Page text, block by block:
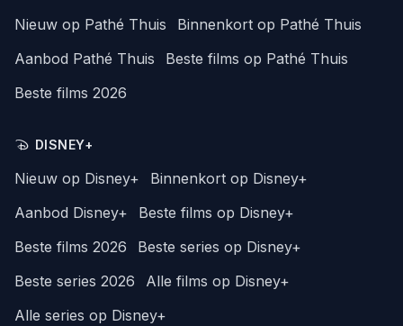
Nieuw op Pathé Thuis
Binnenkort op Pathé Thuis
Aanbod Pathé Thuis
Beste films op Pathé Thuis
Beste films 2026
DISNEY+
Nieuw op Disney+
Binnenkort op Disney+
Aanbod Disney+
Beste films op Disney+
Beste films 2026
Beste series op Disney+
Beste series 2026
Alle films op Disney+
Alle series op Disney+